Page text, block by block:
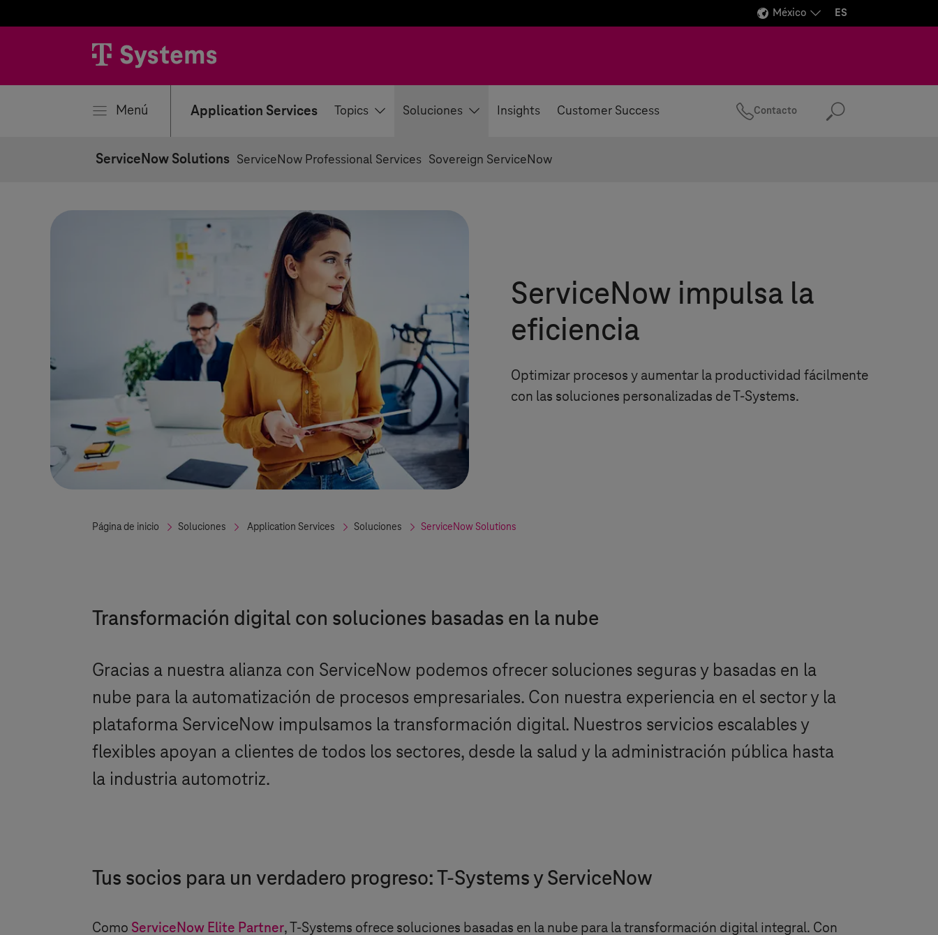
México ES
Menú Application Services Topics Soluciones Insights Customer Success Contacto Buscar
ServiceNow Solutions ServiceNow Professional Services Sovereign ServiceNow
ServiceNow impulsa la
eficiencia
Optimizar procesos y aumentar la productividad fácilmente
con las soluciones personalizadas deT-Systems.
Página de inicio Soluciones Application Services Soluciones ServiceNow Solutions
Transformación digital con soluciones basadas en la nube
Gracias a nuestra alianza con ServiceNow podemos ofrecer soluciones seguras y basadas en la
nube para la automatización de procesos empresariales. Con nuestra experiencia en el sector y la
plataforma ServiceNow impulsamos la transformación digital. Nuestros servicios escalables y
flexibles apoyan a clientes de todos los sectores, desde la salud y la administración pública hasta
la industria automotriz.
Tus socios para un verdadero progreso:T-Systemsy ServiceNow
Como ServiceNow Elite Partner,T-Systems ofrece soluciones basadas en la nube para la transformación digital integral. Con